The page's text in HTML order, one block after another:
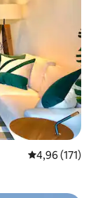
Priemerné
4,96 (171)